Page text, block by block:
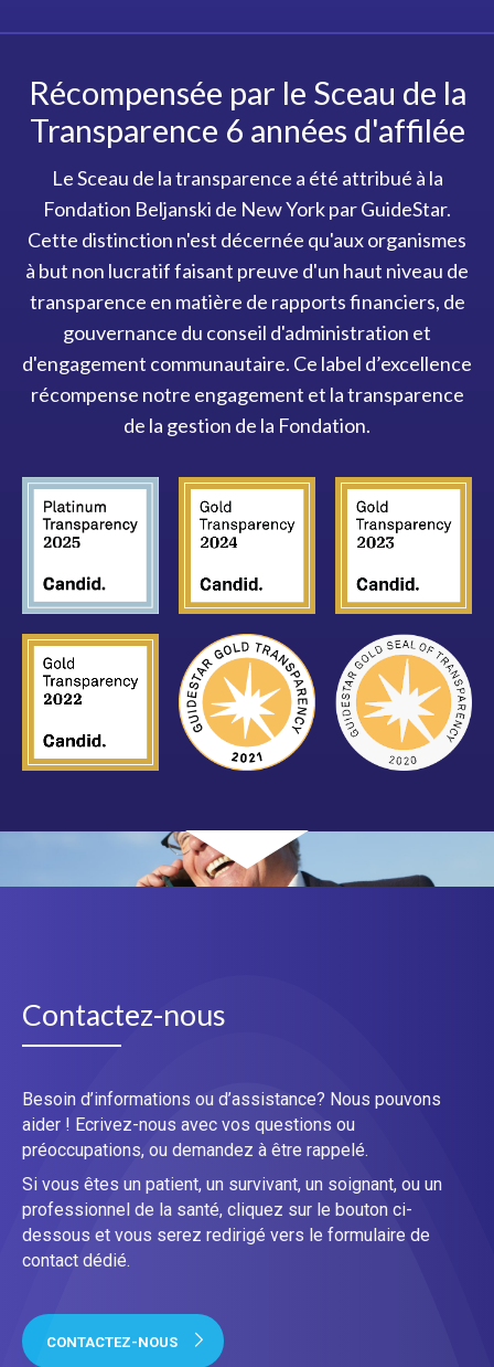
Récompensée par le Sceau de la
Transparence 6 années d'affilée
Le Sceau de la transparence a été attribué à la
Fondation Beljanski de New York par GuideStar.
Cette distinction n'est décernée qu'aux organismes
à but non lucratif faisant preuve d'un haut niveau de
transparence en matière de rapports financiers, de
gouvernance du conseil d'administration et
d'engagement communautaire. Ce label d’excellence
récompense notre engagement et la transparence
de la gestion de la Fondation.
Contactez-nous
Besoin d’informations ou d’assistance? Nous pouvons
aider ! Ecrivez-nous avec vos questions ou
préoccupations, ou demandez à être rappelé.
Si vous êtes un patient, un survivant, un soignant, ou un
professionnel de la santé, cliquez sur le bouton ci-
dessous et vous serez redirigé vers le formulaire de
contact dédié.
CONTACTEZ-NOUS